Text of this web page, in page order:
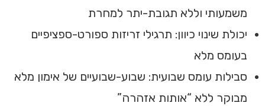
משמעותי וללא תגובת-יתר למחרת
יכולת שינוי כיוון: תרגילי זריזות ספורט-ספציפיים
בעומס מלא
סבילות עומס שבועית: שבוע-שבועיים של אימון מלא
מבוקר ללא “אותות אזהרה”